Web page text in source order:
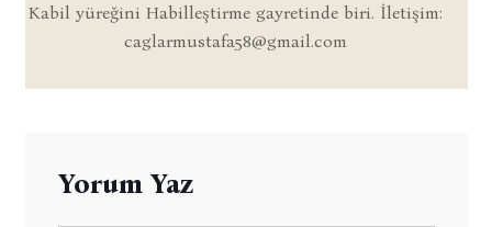
Kabil yüreğini Habilleştirme gayretinde biri. İletişim:
caglarmustafa58@gmail.com
Yorum Yaz